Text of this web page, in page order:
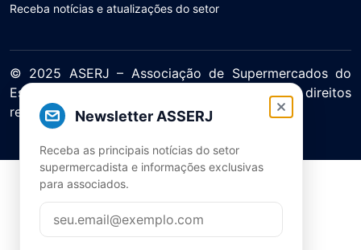
Newsletter ASSERJ
Receba as principais notícias do setor
supermercadista e informações exclusivas
para associados.
Receba notícias e atualizações do setor
© 2025 ASERJ – Associação de Supermercados do
Estado do Rio de Janeiro. Todos os direitos
reservados.